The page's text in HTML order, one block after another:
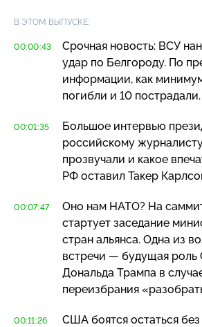
В ЭТОМ ВЫПУСКЕ:
00:00:43
Срочная новость: ВСУ
удар по Белгороду. По
информации, как
погибли и 10 пострадали.
00:01:35
Большое интервью
российскому
прозвучали и какое
РФ оставил Такер
00:07:47
Оно нам НАТО? На
стартует заседание
стран альянса. Одна из
встречи — будущая
Дональда Трампа в
переизбрания
00:11:26 США боятся остаться без